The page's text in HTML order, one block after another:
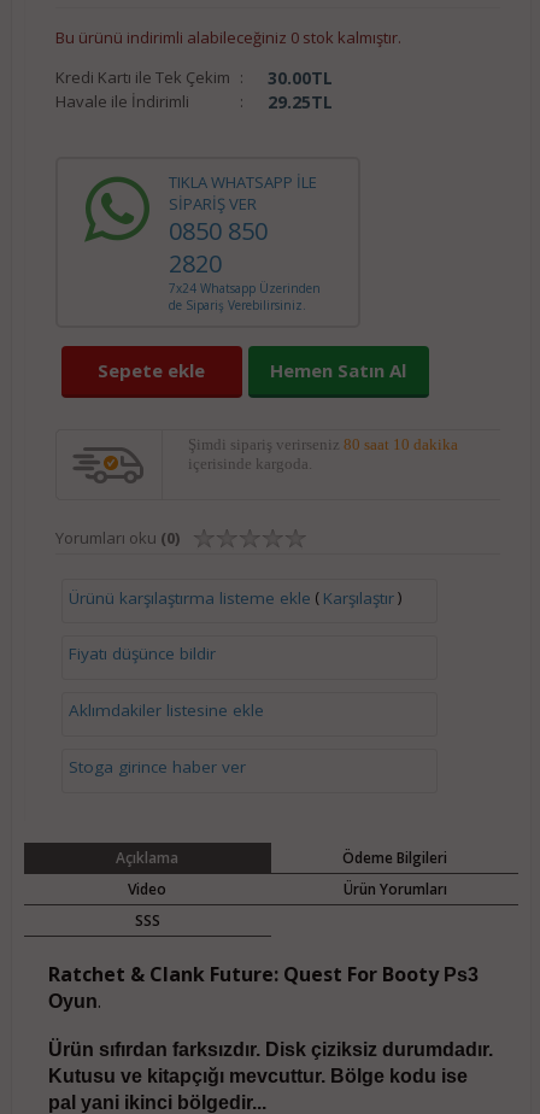
Bu ürünü indirimli alabileceğiniz 0 stok kalmıştır.
Kredi Kartı ile Tek Çekim : 30.00TL
Havale ile İndirimli : 29.25TL
TIKLA WHATSAPP İLE
SİPARİŞ VER
0850 850
2820
7x24 Whatsapp Üzerinden
de Sipariş Verebilirsiniz.
Sepete ekle Hemen Satın Al
Şimdi sipariş verirseniz 80 saat 10 dakika
içerisinde kargoda.
Yorumları oku (0)
Ürünü karşılaştırma listeme ekle ( Karşılaştır)
Fiyatı düşünce bildir
Aklımdakiler listesine ekle
Stoga girince haber ver
Açıklama
Ödeme Bilgileri
Video
Ürün Yorumları
SSS
Ratchet & Clank Future: Quest For BootyPs3
Oyun.
Ürün sıfırdan farksızdır. Disk çiziksiz durumdadır.
Kutusu ve kitapçığı mevcuttur. Bölge kodu ise
pal yani ikinci bölgedir...